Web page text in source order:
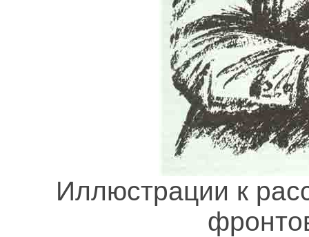
Иллюстрации к